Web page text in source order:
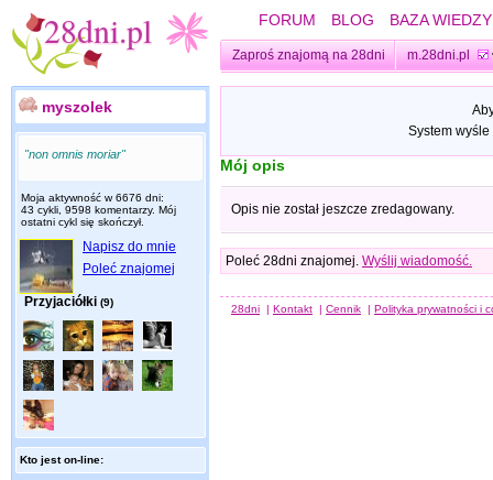
FORUM BLOG BAZA WIEDZY
Zaproś znajomą na 28dni m.28dni.pl
myszolek
"non omnis moriar"
Moja aktywność w 6676 dni:
43 cykli, 9598 komentarzy. Mój
ostatni cykl się skończył.
Napisz do mnie
Poleć znajomej
Przyjaciółki (9)
Kto jest on-line:
System
Mój opis
Opis nie został jeszcze zredagowany.
Poleć 28dni znajomej. Wyślij wiadomość.
28dni | Kontakt | Cennik | Polityka prywatności i